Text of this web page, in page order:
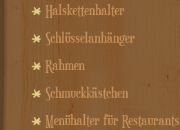
Halskettenhalter
Schlüsselanhänger
Rahmen
Schmuckkästchen
Menühalter für Restaurants